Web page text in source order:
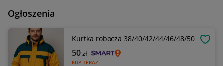
Ogłoszenia
Kurtka robocza 38/40/42/44/46/48/50
KUP TERAZ
50zł